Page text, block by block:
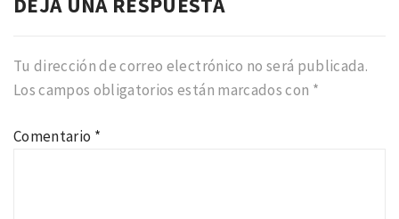
Tu dirección de correo electrónico no será publicada.
Los campos obligatorios están marcados con *
Comentario *